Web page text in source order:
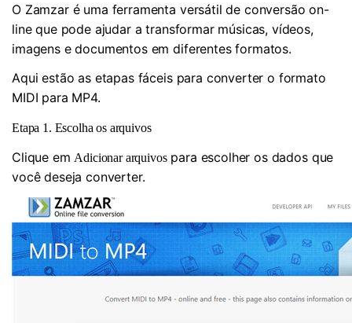
O Zamzar é uma ferramenta versátil de conversão on-
line que pode ajudar a transformar músicas, vídeos,
imagens e documentos em diferentes formatos.
Aqui estão as etapas fáceis para converter o formato
MIDI para MP4.
Etapa 1. Escolha os arquivos
Clique emAdicionar arquivospara escolher os dados que
você deseja converter.